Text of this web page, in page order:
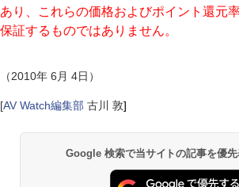
あり、これらの価格およびポイント還元
保証するものではありません。
（2010年 6月 4日）
[AV Watch編集部 古川 敦]
Google 検索で当サイトの記事を優